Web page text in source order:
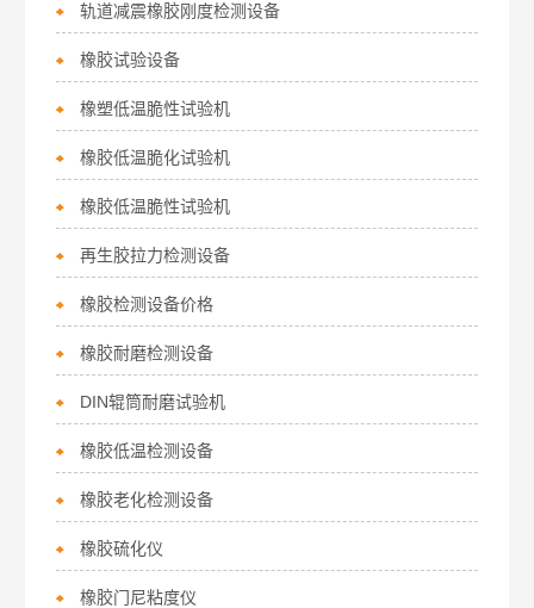
轨道减震橡胶刚度检测设备
橡胶试验设备
橡塑低温脆性试验机
橡胶低温脆化试验机
橡胶低温脆性试验机
再生胶拉力检测设备
橡胶检测设备价格
橡胶耐磨检测设备
DIN辊筒耐磨试验机
橡胶低温检测设备
橡胶老化检测设备
橡胶硫化仪
橡胶门尼粘度仪